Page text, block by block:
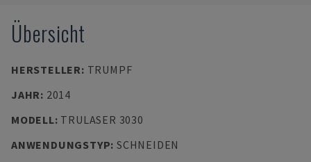
Übersicht
HERSTELLER: TRUMPF
JAHR: 2014
MODELL: TRULASER 3030
ANWENDUNGSTYP: SCHNEIDEN